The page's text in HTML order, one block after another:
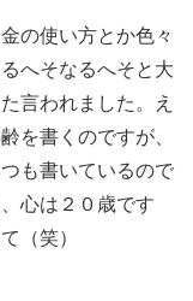
の使い方とか色々
へそなるへそと大
言われました。え
を書くのですが、
も書いているので
心は２０歳です
（笑）